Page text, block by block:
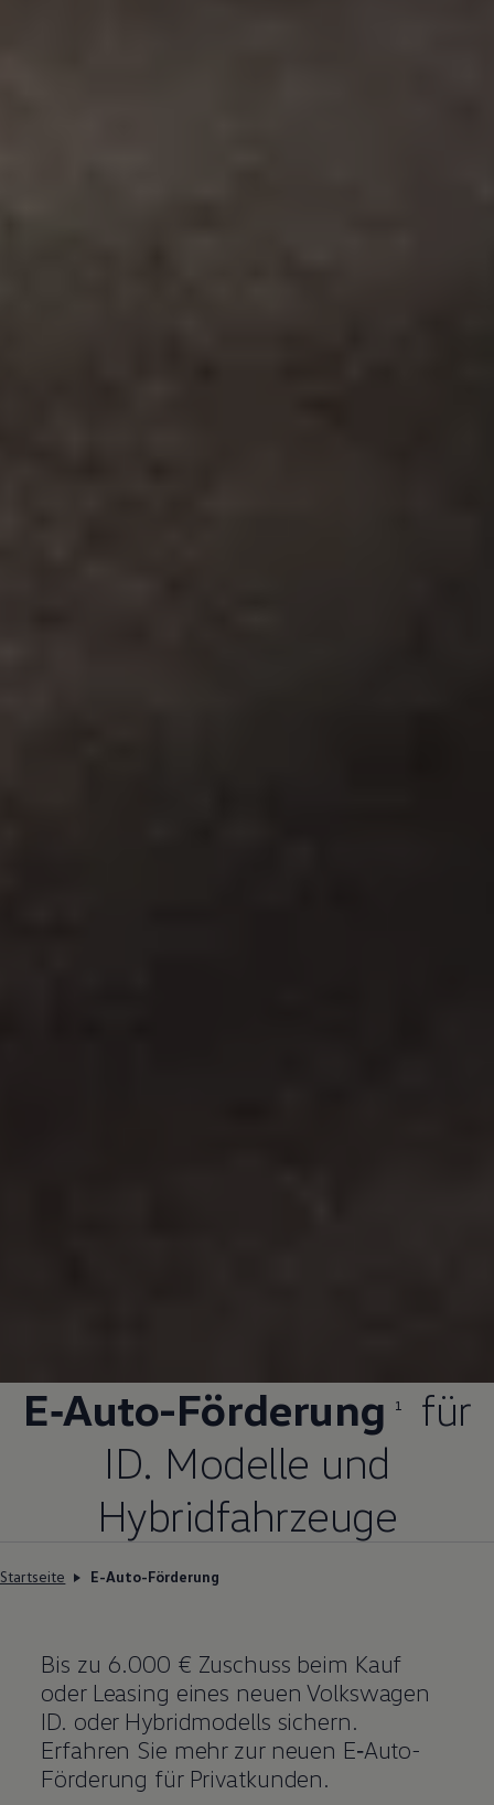
E‑Auto-Förderung 1
für
ID. Modelle und
Hybridfahrzeuge
Startseite E-Auto-Förderung
Bis zu 6.000 € Zuschuss beim Kauf
oder Leasing eines neuen Volkswagen
ID. oder Hybridmodells sichern.
Erfahren Sie mehr zur neuen E‑Auto-
Förderung für Privatkunden.